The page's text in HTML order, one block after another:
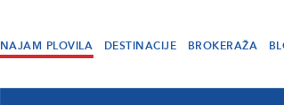
NAJAM PLOVILA DESTINACIJE BROKERAŽA